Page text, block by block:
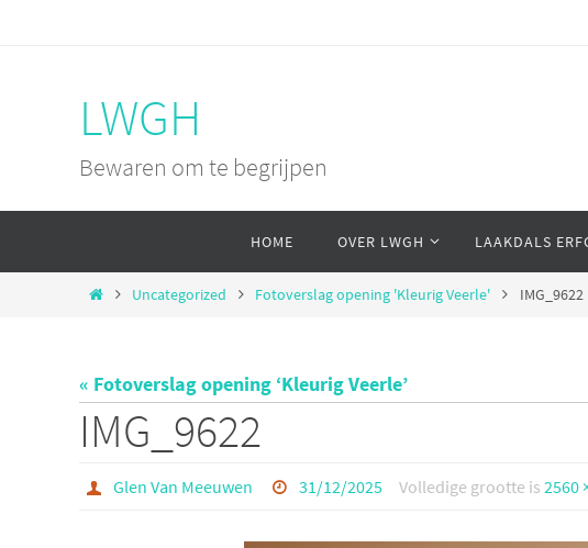
LWGH
Bewaren om te begrijpen
de
HOME OVER LWGH LAAKDALS
HomeUncategorized Fotoverslag opening 'Kleurig Veerle' IMG_9622
« Fotoverslag opening ‘Kleurig Veerle’
IMG_9622
Glen Van Meeuwen 31/12/2025 Volledige grootte is2560